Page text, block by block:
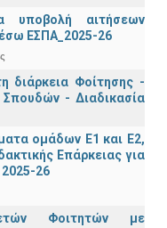
υποβολή αιτήσεων
ΕΣΠΑ_2025-26
διάρκεια Φοίτησης -
- Διαδικασία
ομάδων Ε1 και Ε2,
Επάρκειας για
2025-26
Φοιτητών με